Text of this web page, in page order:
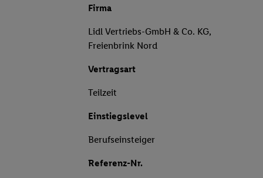
Firma
Lidl Vertriebs-GmbH & Co. KG,
Freienbrink Nord
Vertragsart
Teilzeit
Einstiegslevel
Berufseinsteiger
Referenz-Nr.